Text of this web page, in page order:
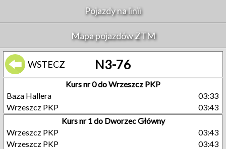
Pojazdy na linii
Mapa pojazdów ZTM
WSTECZ N3-76
Kurs nr 0 do Wrzeszcz PKP
Baza Hallera
03:33
Wrzeszcz PKP
03:43
Kurs nr 1 do Dworzec Główny
Wrzeszcz PKP
03:43
Wrzeszcz PKP
03:43